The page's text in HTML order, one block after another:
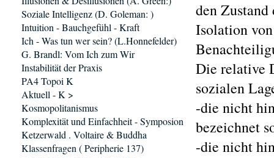
den Zustand
Isolation
Die relative
sozialen
-die nicht
bezeichnet
-die nicht
Soziale Intelligenz (D. Goleman: )
Intuition - Bauchgefühl - Kraft
Ich - Was tun wer sein? (L.Honnefelder)
G. Brandl: Vom Ich zum Wir
Instabilität der Praxis
PA4 Topoi K
Aktuell - K >
Kosmopolitanismus
Komplexität und Einfachheit - Symposion
Ketzerwald . Voltaire & Buddha
Klassenfragen ( Peripherie 137)